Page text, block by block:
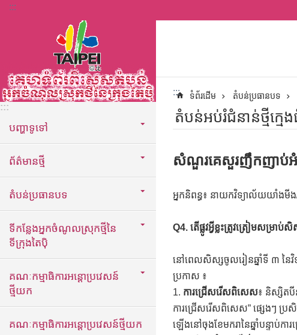
ទៅកាន់មាតិកាប្លុកមាតិកាសំខាន់
:::
:::
បញ្ហាទូទៅ
ព័ត៌មានថ្មី
តំបន់ប្រធានបទ
ទីកន្លែងអ្នកចំណូលស្រុកថ្មីនៃ
ទីក្រុងតៃប៉ិ
គណៈកម្មាធិការអន្តោប្រវេសន៍
ថ្មីយក
គណៈកម្មាធិការអន្តោប្រវេសន៍ថ្មីយក
::: ទំព័រដើម តំបន់ប្រធានបទ
តំបន់អប់រំជំនាន់ថ្មីក្ម
សំណួរគេសួរញឹកញាប់អំ
អ្នកនិពន្ធ៖ នាយកវិទ្យាល័យយាំងមី
Q4. តើផ្លូវអ្វីខ្លះត្រូវត្រៀមសម្រ
នៅពេលសិស្សចូលរៀនឆ្នាំទី ៣ នៃវិ
ប្រកាស ៖
1. ការជ្រើសរើសពិសេស៖ និស្សិតបី
ការជ្រើសរើសពិសេស” ផ្សេងៗ ប្រ
ឡើងនៅចុងខែមករានៃឆ្នាំបន្ទា